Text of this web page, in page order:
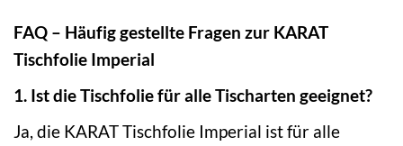
FAQ – Häufig gestellte Fragen zur KARAT
Tischfolie Imperial
1. Ist die Tischfolie für alle Tischarten geeignet?
Ja, die KARAT Tischfolie Imperial ist für alle